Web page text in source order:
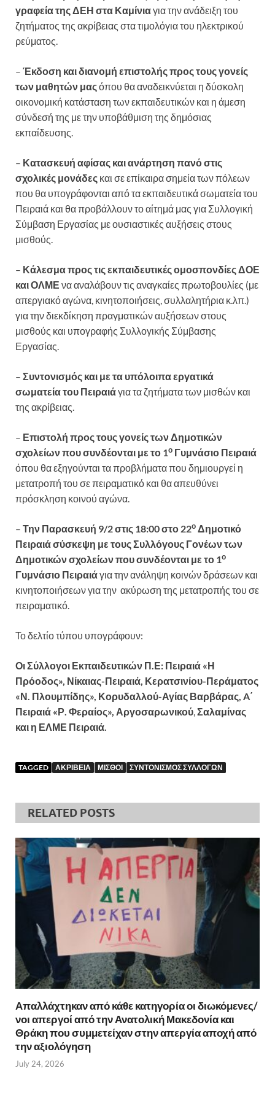
γραφεία της ΔΕΗ στα Καμίνιαγια την ανάδειξη του
ζητήματος της ακρίβειας στα τιμολόγια του ηλεκτρικού
ρεύματος.
– Έκδοση και διανομή επιστολής προς τους γονείς
των μαθητών μαςόπου θα αναδεικνύεται η δύσκολη
οικονομική κατάσταση των εκπαιδευτικών και η άμεση
σύνδεσή της με την υποβάθμιση της δημόσιας
εκπαίδευσης.
– Κατασκευή αφίσας και ανάρτηση πανό στις
σχολικές μονάδες και σε επίκαιρα σημεία των πόλεων
που θα υπογράφονται από τα εκπαιδευτικά σωματεία του
Πειραιά και θα προβάλλουν το αίτημά μας για Συλλογική
Σύμβαση Εργασίας με ουσιαστικές αυξήσεις στους
μισθούς.
– Κάλεσμα προς τις εκπαιδευτικές ομοσπονδίες ΔΟΕ
και ΟΛΜΕ να αναλάβουν τις αναγκαίες πρωτοβουλίες (με
απεργιακό αγώνα, κινητοποιήσεις, συλλαλητήρια κ.λπ.)
για την διεκδίκηση πραγματικών αυξήσεων στους
μισθούς και υπογραφής Συλλογικής Σύμβασης
Εργασίας.
– Συντονισμός και με τα υπόλοιπα εργατικά
σωματεία του Πειραιάγια τα ζητήματα των μισθών και
της ακρίβειας.
– Επιστολή προς τους γονείς των Δημοτικών
σχολείων που συνδέονται με το 1ο Γυμνάσιο Πειραιά
όπου θα εξηγούνται τα προβλήματα που δημιουργεί η
μετατροπή του σε πειραματικό και θα απευθύνει
πρόσκληση κοινού αγώνα.
– Την Παρασκευή 9/2 στις 18:00στο 22ο Δημοτικό
Πειραιά σύσκεψη με τους Συλλόγους Γονέων των
Δημοτικών σχολείων που συνδέονται με το 1ο
Γυμνάσιο Πειραιάγια την ανάληψη κοινών δράσεων και
κινητοποιήσεων για την ακύρωση της μετατροπής του σε
πειραματικό.
Το δελτίο τύπου υπογράφουν:
Οι Σύλλογοι Εκπαιδευτικών Π.Ε: Πειραιά «Η
Πρόοδος», Νίκαιας-Πειραιά, Κερατσινίου-Περάματος
«Ν. Πλουμπίδης», Κορυδαλλού-Αγίας Βαρβάρας, A΄
Πειραιά «Ρ. Φεραίος», Αργοσαρωνικού,Σαλαμίνας
και η ΕΛΜΕ Πειραιά.
TAGGED ΑΚΡΙΒΕΙΑ ΜΙΣΘΟΙ ΣΥΝΤΟΝΙΣΜΟΣ ΣΥΛΛΟΓΩΝ
RELATED POSTS
Απαλλάχτηκαν από κάθε κατηγορία οι διωκόμενες/
νοι απεργοί από την Ανατολική Μακεδονία και
Θράκη που συμμετείχαν στην απεργία αποχή από
την αξιολόγηση
July 24, 2026